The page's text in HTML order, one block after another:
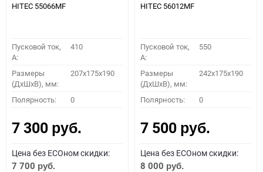
HITEC 55066MF
Пусковой ток,
A:
410
Размеры
(ДхШхВ), мм:
207x175x190
Полярность: 0
7 300 руб.
Цена без ECOном скидки:
7 700 руб.
HITEC 56012MF
Пусковой ток,
A:
550
Размеры
(ДхШхВ), мм:
242x175x190
Полярность: 0
7 500 руб.
Цена без ECOном скидки:
8 000 руб.